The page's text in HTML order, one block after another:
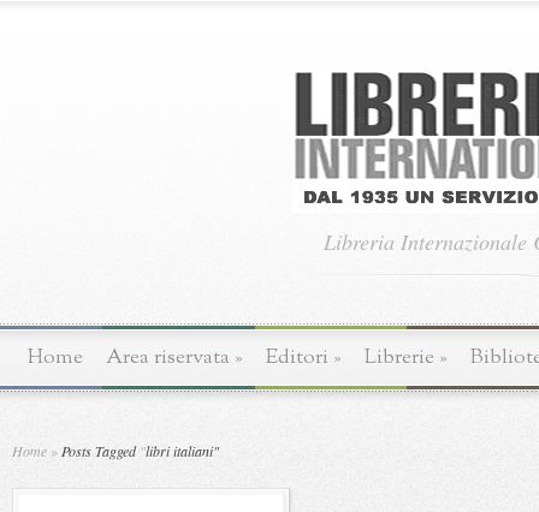
Libreria Internazionale
Home Area riservata » Editori » Librerie »
Home » Posts Tagged"libri italiani"